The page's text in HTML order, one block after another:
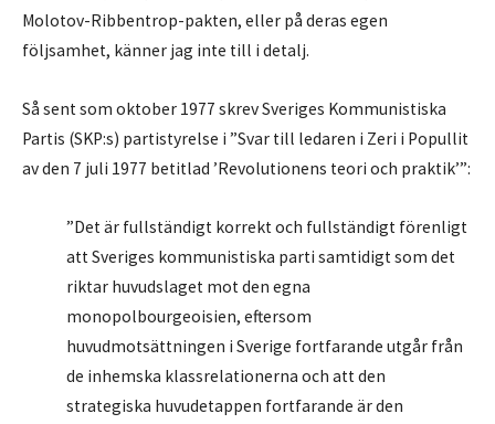
Molotov-Ribbentrop-pakten, eller på deras egen
följsamhet, känner jag inte till i detalj.
Så sent som oktober 1977 skrev Sveriges Kommunistiska
Partis (SKP:s) partistyrelse i ”Svar till ledaren i Zeri i Popullit
av den 7 juli 1977 betitlad ’Revolutionens teori och praktik’”:
”Det är fullständigt korrekt och fullständigt förenligt
att Sveriges kommunistiska parti samtidigt som det
riktar huvudslaget mot den egna
monopolbourgeoisien, eftersom
huvudmotsättningen i Sverige fortfarande utgår från
de inhemska klassrelationerna och att den
strategiska huvudetappen fortfarande är den